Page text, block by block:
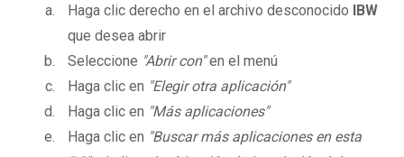
Haga clic derecho en el archivo desconocido IBW
que desea abrir
Seleccione "Abrir con"en el menú
Haga clic en "Elegir otra aplicación"
Haga clic en "Más aplicaciones"
Haga clic en "Buscar más aplicaciones en esta